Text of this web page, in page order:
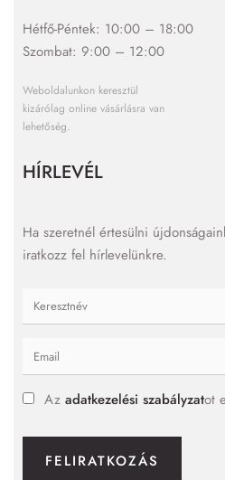
Hétfő-Péntek: 10:00 – 18:00
Szombat: 9:00 – 12:00
Weboldalunkon keresztül
kizárólag online vásárlásra van
lehetőség.
HÍRLEVÉL
Ha szeretnél értesülni
iratkozz fel hírlevelünkre.
Az adatkezelési szabályzatot
FELIRATKOZÁS